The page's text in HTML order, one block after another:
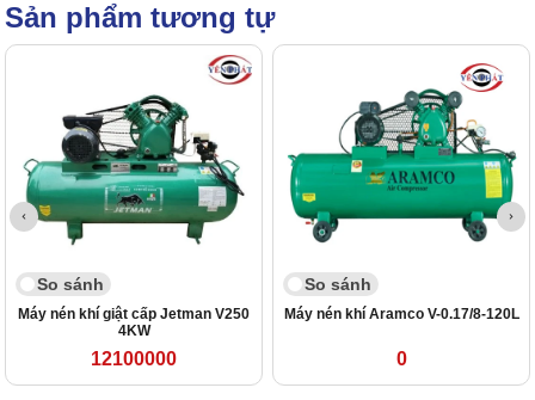
Sản phẩm tương tự
So sánh
Máy nén khí giật cấp Jetman V250
4KW
12100000
So sánh
Máy nén khí Aramco V-0.17/8-120L
0